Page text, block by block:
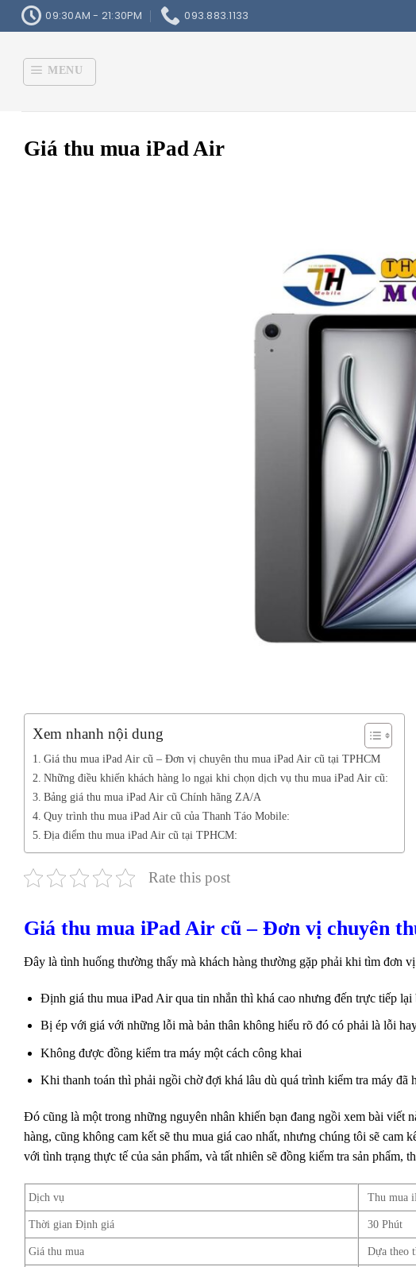
Skip
to
09:30AM - 21:30PM 093.883.1133
MENU
Giá thu mua iPad Air
Xem nhanh nội dung
Giá thu mua iPad Air cũ – Đơn vị chuyên thu mua iPad Air cũ tại TPHCM
Những điều khiến khách hàng lo ngại khi chọn dịch vụ thu mua iPad Air cũ:
Bảng giá thu mua iPad Air cũ Chính hãng ZA/A
Quy trình thu mua iPad Air cũ của Thanh Táo Mobile:
Địa điểm thu mua iPad Air cũ tại TPHCM:
Rate this post
Giá thu mua iPad Air cũ – Đơn vị chuyên
Đây là tình huống thường thấy mà khách hàng thường gặp phải khi tìm đơn
Định giá thu mua iPad Air qua tin nhắn thì khá cao nhưng đến trực tiếp lại
Bị ép với giá với những lỗi mà bản thân không hiểu rõ đó có phải là lỗi
Không được đồng kiểm tra máy một cách công khai
Khi thanh toán thì phải ngồi chờ đợi khá lâu dù quá trình kiểm tra máy đã
Đó cũng là một trong những nguyên nhân khiến bạn đang ngồi xem bài viết
hàng, cũng không cam kết sẽ thu mua giá cao nhất, nhưng chúng tôi sẽ
với tình trạng thực tế của sản phẩm, và tất nhiên sẽ đồng kiểm tra sản phẩm,
Dịch vụ Thu mua
Thời gian Định giá 30 Phút
Giá thu mua Dựa theo